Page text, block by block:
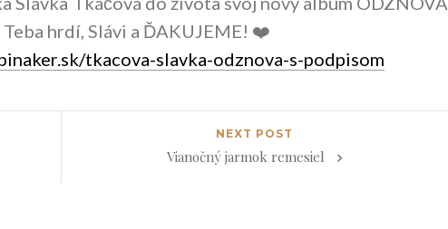
hrdí, Slávi a ĎAKUJEME! ❤️
tkacova-slavka-odznova-s-podpisom
NEXT POST
Vianočný jarmok remesiel